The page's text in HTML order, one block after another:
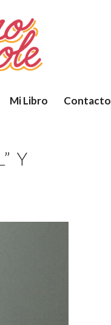
Mi Libro Contacto
Y